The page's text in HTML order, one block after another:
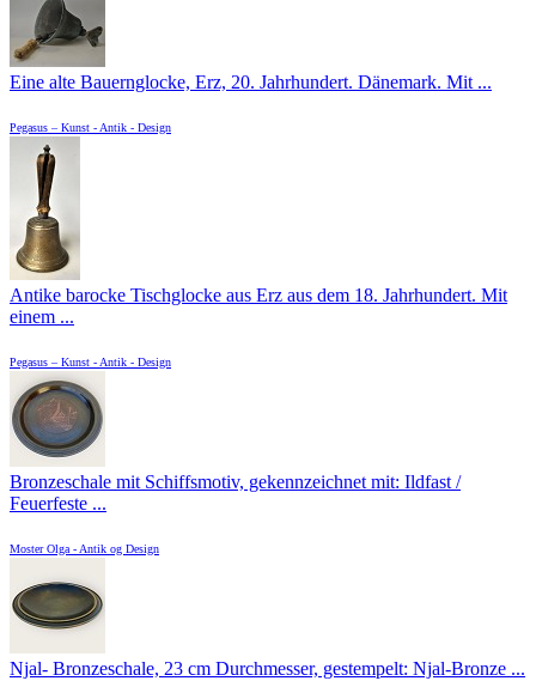
Eine alte Bauernglocke, Erz, 20. Jahrhundert. Dänemark. Mit ...
Pegasus – Kunst - Antik - Design
Antike barocke Tischglocke aus Erz aus dem 18. Jahrhundert. Mit
einem ...
Pegasus – Kunst - Antik - Design
Bronzeschale mit Schiffsmotiv, gekennzeichnet mit: Ildfast /
Feuerfeste ...
Moster Olga - Antik og Design
Njal- Bronzeschale, 23 cm Durchmesser, gestempelt: Njal-Bronze ...